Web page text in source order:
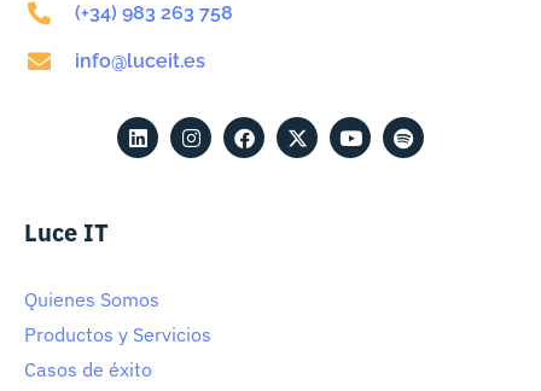
(+34) 983 263 758
info@luceit.es
Luce IT
Quienes Somos
Productos y Servicios
Casos de éxito